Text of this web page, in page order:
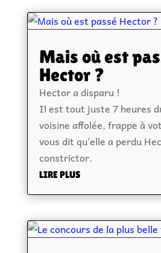
Mais où est
Hector ?
Hector a disparu !
Il est tout juste 7 heures
voisine affolée, frappe à
vous dit qu’elle a perdu
constrictor.
LIRE PLUS